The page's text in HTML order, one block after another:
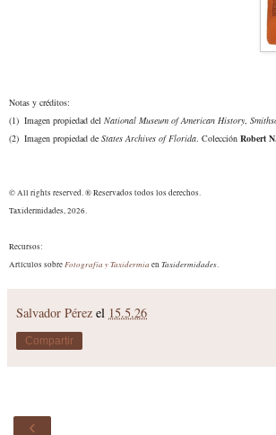
Notas y créditos:
(1) Imagen propiedad del National Museum of American History,
(2) Imagen propiedad de States Archives of Florida. Colección Robert
© All rights reserved. ® Reservados todos los derechos.
Taxidermidades, 2026.
Recursos:
Artículos sobre Fotografía y Taxidermia en Taxidermidades.
Salvador Pérez el 15.5.26
Compartir
‹